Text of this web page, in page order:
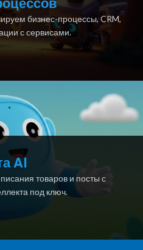
бизнес-процессы, CRM,
с сервисами.
AI
товаров и посты с
под ключ.